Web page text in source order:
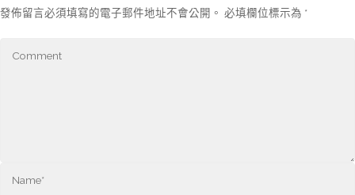
發佈留言必須填寫的電子郵件地址不會公開。 必填欄位標示為 *